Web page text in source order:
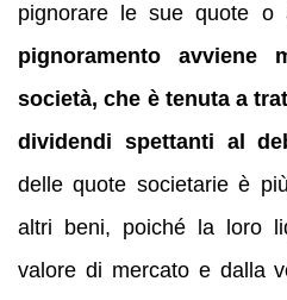
pignorare le sue quote o
pignoramento avviene
società, che è tenuta a
dividendi spettanti al
delle quote societarie è
altri beni, poiché la loro
valore di mercato e dalla